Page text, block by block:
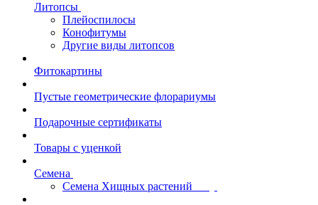
Литопсы
Плейоспилосы
Конофитумы
Другие виды литопсов
Фитокартины
Пустые геометрические флорариумы
Подарочные сертификаты
Товары с уценкой
Семена
Семена Хищных растений